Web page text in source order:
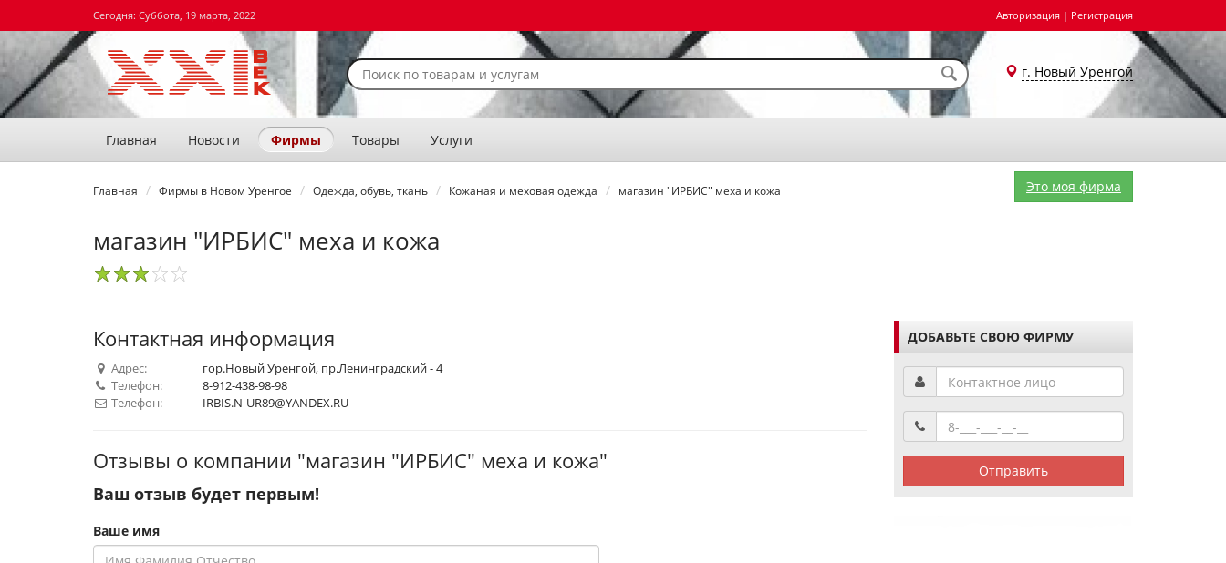
Сегодня: Суббота, 19 марта, 2022 Авторизация | Регистрация
г. Новый Уренгой
Главная Новости Фирмы Товары Услуги
Это моя фирма
Главная Фирмы в Новом Уренгое Одежда, обувь, ткань Кожаная и меховая одежда магазин "ИРБИС" меха и кожа
магазин "ИРБИС" меха и кожа
Контактная информация
Адрес:
гор.Новый Уренгой, пр.Ленинградский - 4
Телефон:
8-912-438-98-98
Телефон:
IRBIS.N-UR89@YANDEX.RU
Отзывы о компании "магазин "ИРБИС" меха и кожа"
Ваш отзыв будет первым!
Ваше имя
ДОБАВЬТЕ СВОЮ ФИРМУ
Отправить